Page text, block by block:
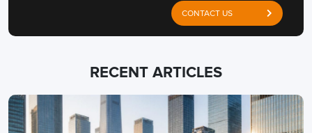
CONTACT US
RECENT ARTICLES